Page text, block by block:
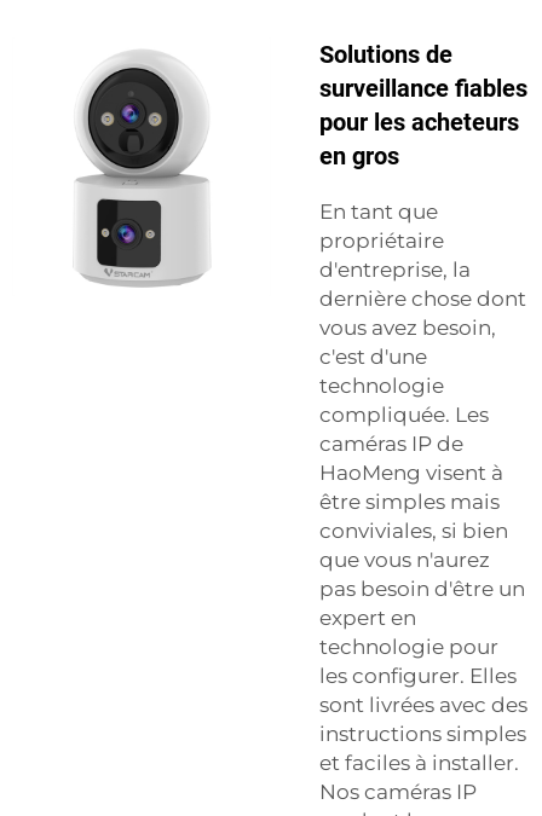
Solutions de
surveillance fiables
pour les acheteurs
en gros
En tant que
propriétaire
d'entreprise, la
dernière chose dont
vous avez besoin,
c'est d'une
technologie
compliquée. Les
caméras IP de
HaoMeng visent à
être simples mais
conviviales, si bien
que vous n'aurez
pas besoin d'être un
expert en
technologie pour
les configurer. Elles
sont livrées avec des
instructions simples
et faciles à installer.
Nos caméras IP